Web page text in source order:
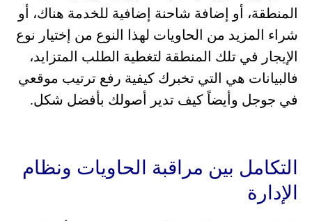
المنطقة، أو إضافة شاحنة إضافية للخدمة هناك، أو
شراء المزيد من الحاويات لهذا النوع من إختيار نوع
الإيجار في تلك المنطقة لتغطية الطلب المتزايد،
فالبيانات هي التي تخبرك كيفية رفع ترتيب موقعي
في جوجل وأيضاً كيف تدير أصولك بأفضل شكل.
التكامل بين مراقبة الحاويات ونظام
الإدارة